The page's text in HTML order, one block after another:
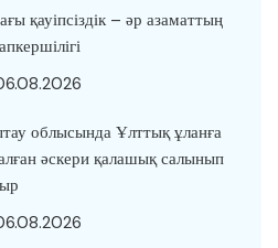
қауіпсіздік – әр азаматтың
облысында Ұлттық ұланға
әскери қалашық салынып